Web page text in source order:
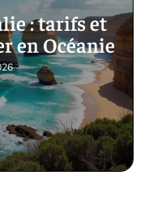
: tarifs et
en Océanie